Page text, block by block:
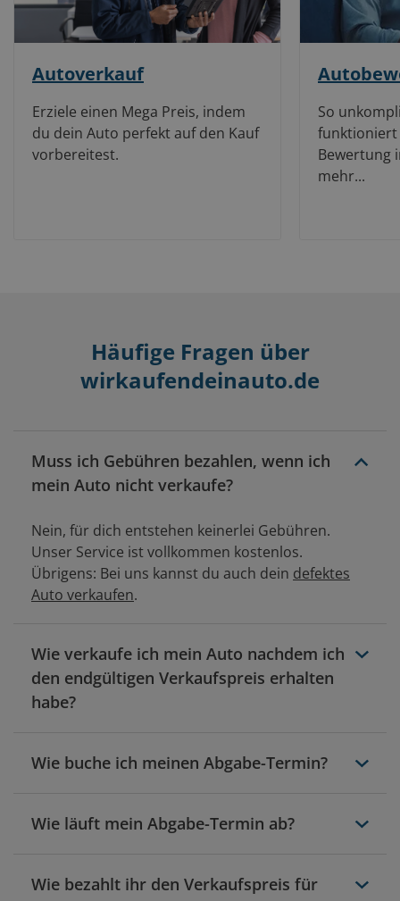
Autoverkauf
Erziele einen Mega Preis, indem
du dein Auto perfekt auf den Kauf
vorbereitest.
So
funktioniert
Bewertung
mehr...
Häufige Fragen über
wirkaufendeinauto.de
Muss ich Gebühren bezahlen, wenn ich
mein Auto nicht verkaufe?
Nein, für dich entstehen keinerlei Gebühren.
Unser Service ist vollkommen kostenlos.
Übrigens: Bei uns kannst du auch dein defektes
Auto verkaufen.
Wie verkaufe ich mein Auto nachdem ich
den endgültigen Verkaufspreis erhalten
habe?
erhalten hast, buchst du einen Abgabe-Termin in
Mitarbeiter bestätigt. Anschließend wird der
abgeschlossen. Das Auto bleibt direkt in unserer
Wie buche ich meinen Abgabe-Termin?
Mail deinen endgültigen Verkaufspreis.
Termin buchen kannst.
Wie läuft mein Abgabe-Termin ab?
in eine unserer über 215 Filialen bundesweit. Ein
Wie bezahlt ihr den Verkaufspreis für